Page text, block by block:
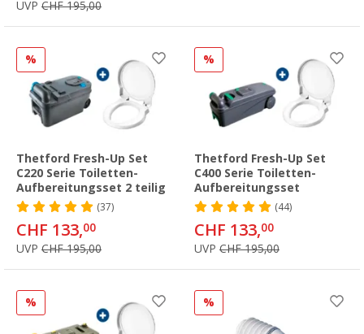
UVP CHF 195,00
%
Thetford Fresh-Up Set
C220 Serie Toiletten-
Aufbereitungsset 2 teilig
(37)
CHF 133,00
UVP CHF 195,00
%
Thetford Fresh-Up Set
C400 Serie Toiletten-
Aufbereitungsset
(44)
CHF 133,00
UVP CHF 195,00
% %